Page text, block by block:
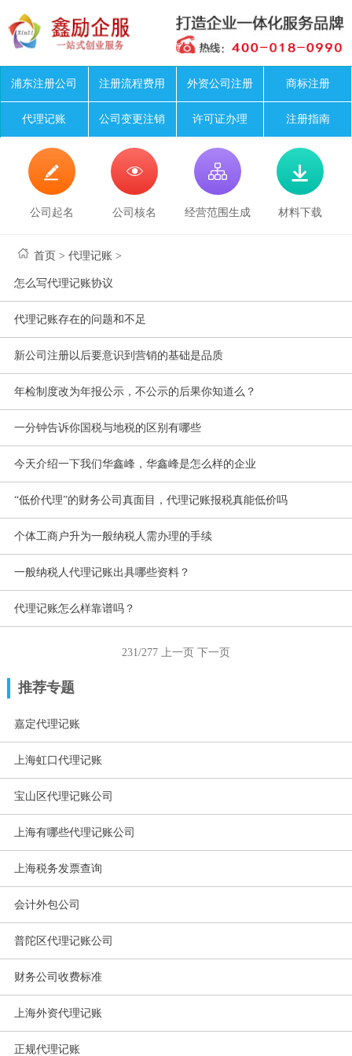
浦东注册公司 注册流程费用 外资公司注册 商标注册
代理记账 公司变更注销 许可证办理 注册指南

公司起名

公司核名

经营范围生成

材料下载
首页 >代理记账 >
怎么写代理记账协议
代理记账存在的问题和不足
新公司注册以后要意识到营销的基础是品质
年检制度改为年报公示，不公示的后果你知道么？
一分钟告诉你国税与地税的区别有哪些
今天介绍一下我们华鑫峰，华鑫峰是怎么样的企业
“低价代理”的财务公司真面目，代理记账报税真能低价吗
个体工商户升为一般纳税人需办理的手续
一般纳税人代理记账出具哪些资料？
代理记账怎么样靠谱吗？
231/277 上一页 下一页
推荐专题
嘉定代理记账
上海虹口代理记账
宝山区代理记账公司
上海有哪些代理记账公司
上海税务发票查询
会计外包公司
普陀区代理记账公司
财务公司收费标准
上海外资代理记账
正规代理记账